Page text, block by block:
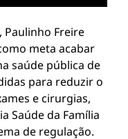
Paulinho Freire
meta acabar
saúde pública de
para reduzir o
e cirurgias,
Saúde da Família
de regulação.